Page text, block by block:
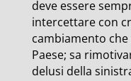
deve essere
intercettare con
cambiamento
Paese; sa
delusi della